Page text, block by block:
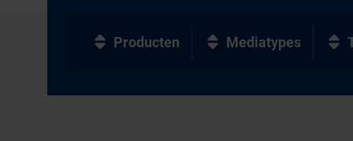
Producten Mediatypes